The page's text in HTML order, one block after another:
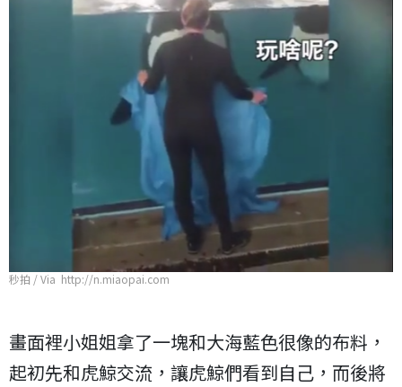
秒拍 / Via http://n.miaopai.com
畫面裡小姐姐拿了一塊和大海藍色很像的布料，
起初先和虎鯨交流，讓虎鯨們看到自己，而後將